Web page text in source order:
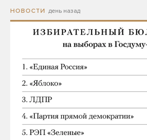
НОВОСТИ день назад